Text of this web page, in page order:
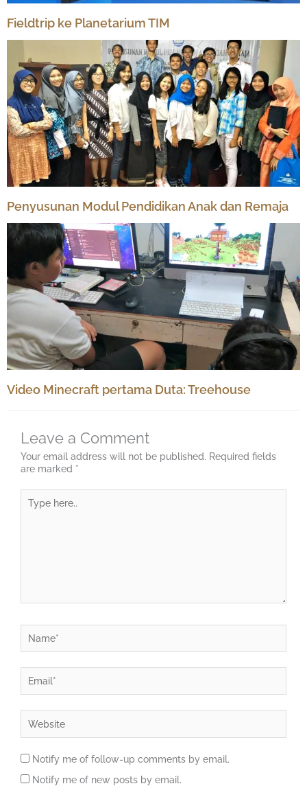
Fieldtrip ke Planetarium TIM
Penyusunan Modul Pendidikan Anak dan Remaja
Video Minecraft pertama Duta: Treehouse
Leave a Comment
Your email address will not be published. Required fields
are marked *
here..
Notify me of follow-up comments by email.
Notify me of new posts by email.